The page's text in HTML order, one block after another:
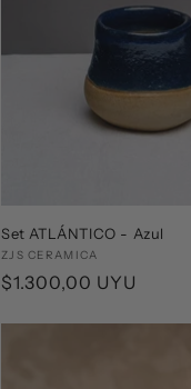
Set ATLÁNTICO - Azul
Proveedor:
ZJS CERAMICA
Precio
$1.300,00 UYU